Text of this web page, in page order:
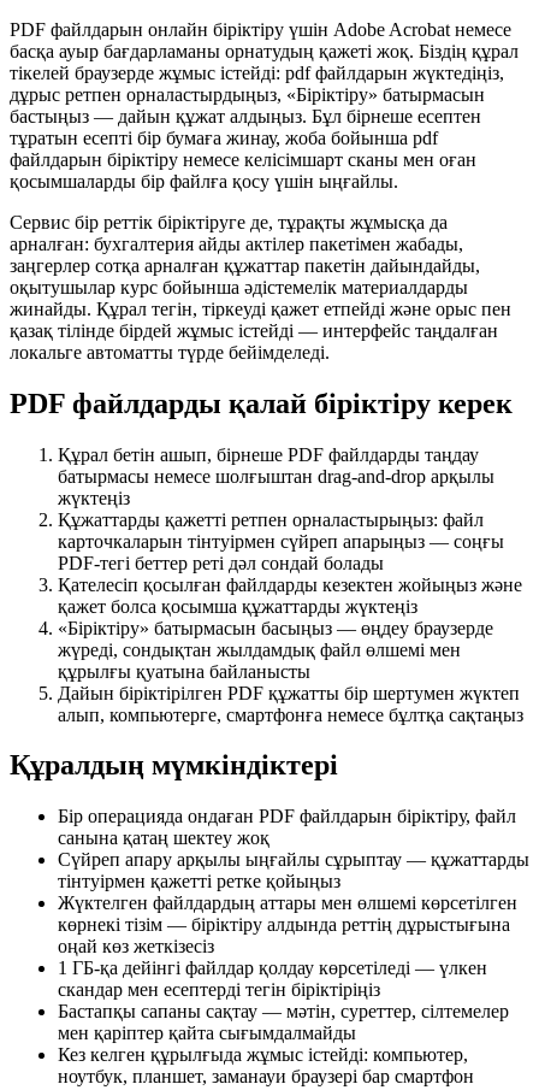
PDF файлдарын онлайн біріктіру үшін Adobe Acrobat немесе
басқа ауыр бағдарламаны орнатудың қажеті жоқ. Біздің құрал
тікелей браузерде жұмыс істейді: pdf файлдарын жүктедіңіз,
дұрыс ретпен орналастырдыңыз, «Біріктіру» батырмасын
бастыңыз — дайын құжат алдыңыз. Бұл бірнеше есептен
тұратын есепті бір бумаға жинау, жоба бойынша pdf
файлдарын біріктіру немесе келісімшарт сканы мен оған
қосымшаларды бір файлға қосу үшін ыңғайлы.
Сервис бір реттік біріктіруге де, тұрақты жұмысқа да
арналған: бухгалтерия айды актілер пакетімен жабады,
заңгерлер сотқа арналған құжаттар пакетін дайындайды,
оқытушылар курс бойынша әдістемелік материалдарды
жинайды. Құрал тегін, тіркеуді қажет етпейді және орыс пен
қазақ тілінде бірдей жұмыс істейді — интерфейс таңдалған
локальге автоматты түрде бейімделеді.
PDF файлдарды қалай біріктіру керек
Құрал бетін ашып, бірнеше PDF файлдарды таңдау
батырмасы немесе шолғыштан drag-and-drop арқылы
жүктеңіз
Құжаттарды қажетті ретпен орналастырыңыз: файл
карточкаларын тінтуірмен сүйреп апарыңыз — соңғы
PDF-тегі беттер реті дәл сондай болады
Қателесіп қосылған файлдарды кезектен жойыңыз және
қажет болса қосымша құжаттарды жүктеңіз
«Біріктіру» батырмасын басыңыз — өңдеу браузерде
жүреді, сондықтан жылдамдық файл өлшемі мен
құрылғы қуатына байланысты
Дайын біріктірілген PDF құжатты бір шертумен жүктеп
алып, компьютерге, смартфонға немесе бұлтқа сақтаңыз
Құралдың мүмкіндіктері
Бір операцияда ондаған PDF файлдарын біріктіру, файл
санына қатаң шектеу жоқ
Сүйреп апару арқылы ыңғайлы сұрыптау — құжаттарды
тінтуірмен қажетті ретке қойыңыз
Жүктелген файлдардың аттары мен өлшемі көрсетілген
көрнекі тізім — біріктіру алдында реттің дұрыстығына
оңай көз жеткізесіз
1 ГБ-қа дейінгі файлдар қолдау көрсетіледі — үлкен
скандар мен есептерді тегін біріктіріңіз
Бастапқы сапаны сақтау — мәтін, суреттер, сілтемелер
мен қаріптер қайта сығымдалмайды
Кез келген құрылғыда жұмыс істейді: компьютер,
ноутбук, планшет, заманауи браузері бар смартфон